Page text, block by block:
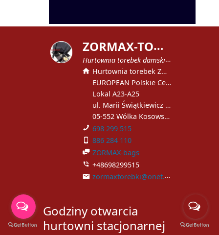
Z
ORMAX-TOREBKI
Hurtownia torebek damskich
Hurtownia torebek ZORMAX
EUROPEAN Polskie Centrum Handlowe
Lokal A23-A25
ul. Marii Świątkiewicz 51
05-552 Wólka Kosowska
698 299 515
886 284 110
ZORMAX-bags
+48698299515
zormaxtorebki@onet.pl
Godziny otwarcia
hurtowni stacjonarnej